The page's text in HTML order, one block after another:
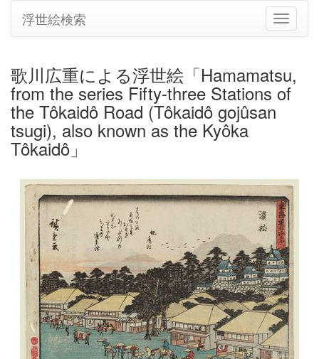
ナ
ビ
シ
ョ
え
浮世絵検索
歌川広重による浮世絵「Hamamatsu,
from the series Fifty-three Stations of
the Tôkaidô Road (Tôkaidô gojûsan
tsugi), also known as the Kyôka
Tôkaidô」